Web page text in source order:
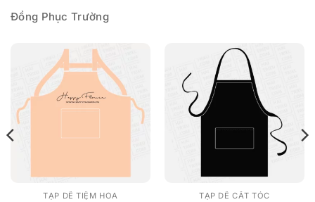
Đồng Phục Trường
TẠP DỀ TIỆM HOA TẠP DỀ CẮT TÓC